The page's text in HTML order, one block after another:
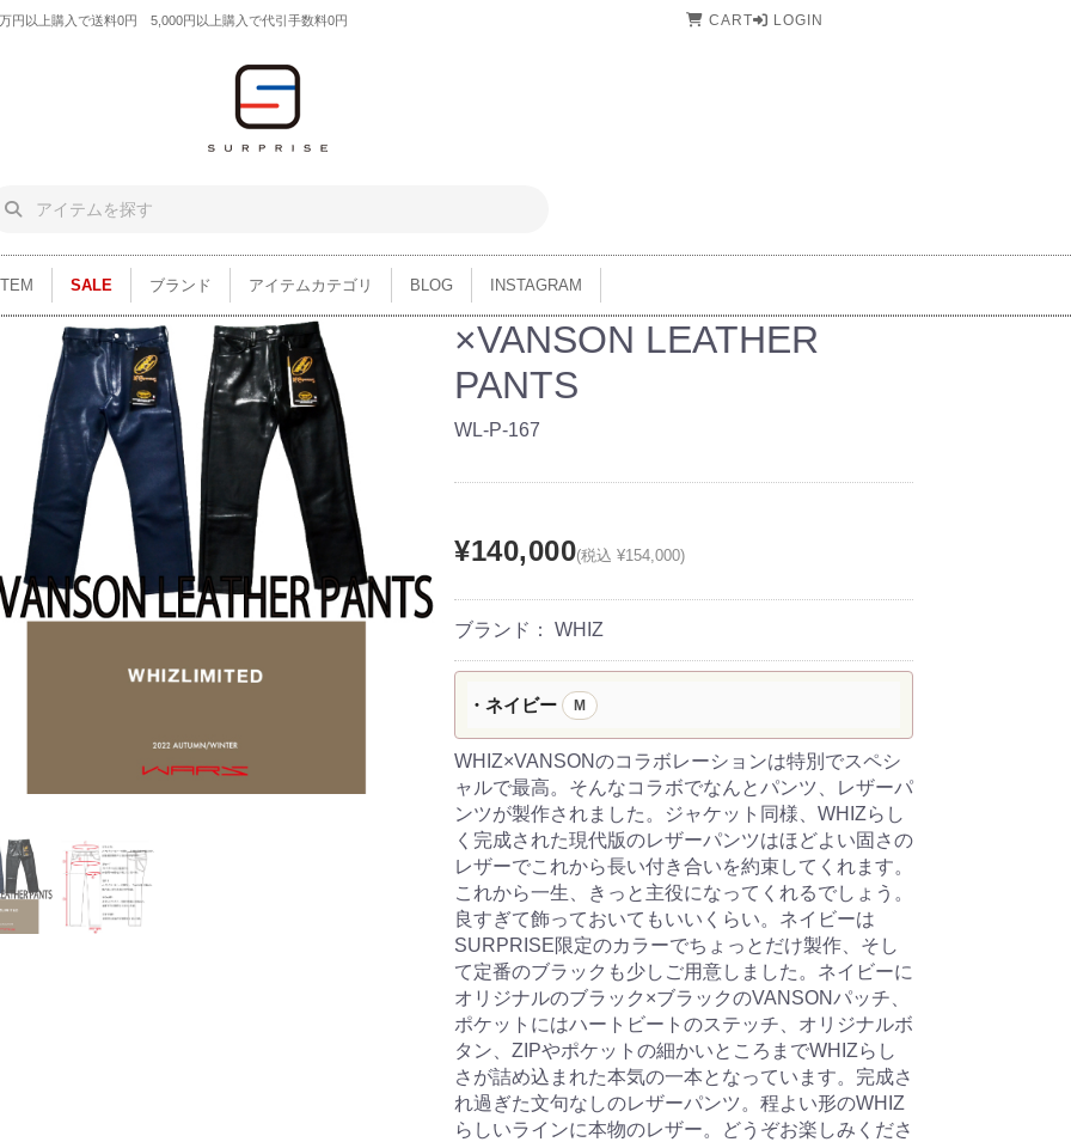
円以上購入で送料0円 5,000円以上購入で代引手数料0円 CART LOGIN
SALE ブランド アイテムカテゴリ BLOG INSTAGRAM
×VANSON LEATHER
PANTS
WL-P-167
¥140,000(税込 ¥154,000)
ブランド： WHIZ
・ネイビー M
WHIZ×VANSONのコラボレーションは特別でスペシ
ャルで最高。そんなコラボでなんとパンツ、レザーパ
ンツが製作されました。ジャケット同様、WHIZらし
く完成された現代版のレザーパンツはほどよい固さの
レザーでこれから長い付き合いを約束してくれます。
これから一生、きっと主役になってくれるでしょう。
良すぎて飾っておいてもいいくらい。ネイビーは
SURPRISE限定のカラーでちょっとだけ製作、そし
て定番のブラックも少しご用意しました。ネイビーに
オリジナルのブラック×ブラックのVANSONパッチ、
ポケットにはハートビートのステッチ、オリジナルボ
タン、ZIPやポケットの細かいところまでWHIZらし
さが詰め込まれた本気の一本となっています。完成さ
れ過ぎた文句なしのレザーパンツ。程よい形のWHIZ
らしいラインに本物のレザー。どうぞお楽しみくださ